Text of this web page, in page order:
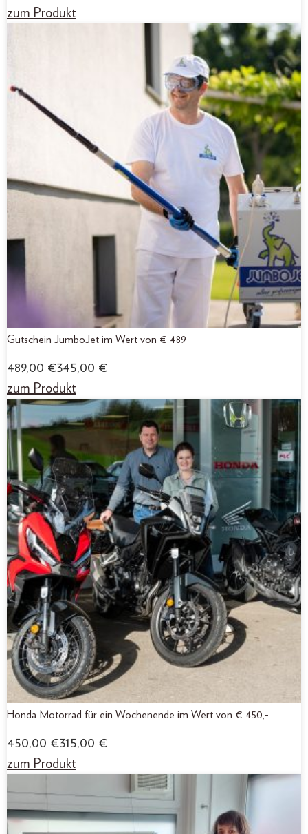
zum Produkt
Gutschein JumboJet im Wert von € 489
489,00 €345,00 €
zum Produkt
Honda Motorrad für ein Wochenende im Wert von € 450,-
450,00 €315,00 €
zum Produkt